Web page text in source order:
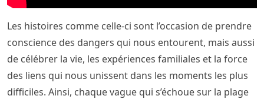
Les histoires comme celle-ci sont l’occasion de prendre
conscience des dangers qui nous entourent, mais aussi
de célébrer la vie, les expériences familiales et la force
des liens qui nous unissent dans les moments les plus
difficiles. Ainsi, chaque vague qui s’échoue sur la plage